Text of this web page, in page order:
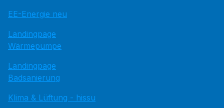
EE-Energie neu
Landingpage
Wärmepumpe
Landingpage
Badsanierung
Klima & Lüftung - hissu